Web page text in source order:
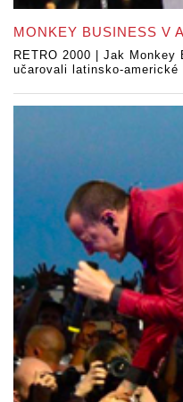
MONKEY BUSINESS V
RETRO 2000 | Jak
učarovali latinsko-americké